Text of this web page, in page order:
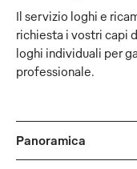
Il servizio loghi e
richiesta i vostri capi
loghi individuali per
professionale.
Panoramica